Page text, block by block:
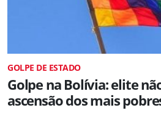
GOLPE DE ESTADO
Golpe na Bolívia: elite
ascensão dos mais